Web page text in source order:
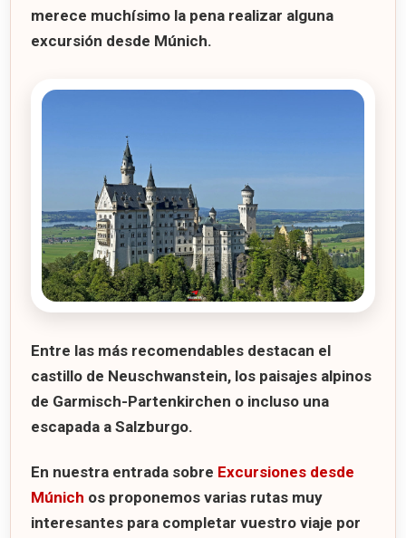
merece muchísimo la pena realizar alguna
excursión desde Múnich.
Entre las más recomendables destacan el
castillo de Neuschwanstein, los paisajes alpinos
de Garmisch-Partenkirchen o incluso una
escapada a Salzburgo.
En nuestra entrada sobre Excursiones desde
Múnich os proponemos varias rutas muy
interesantes para completar vuestro viaje por